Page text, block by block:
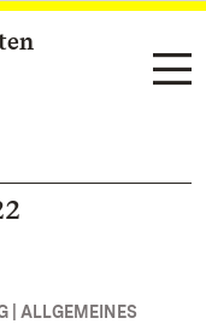
| ALLGEMEINES